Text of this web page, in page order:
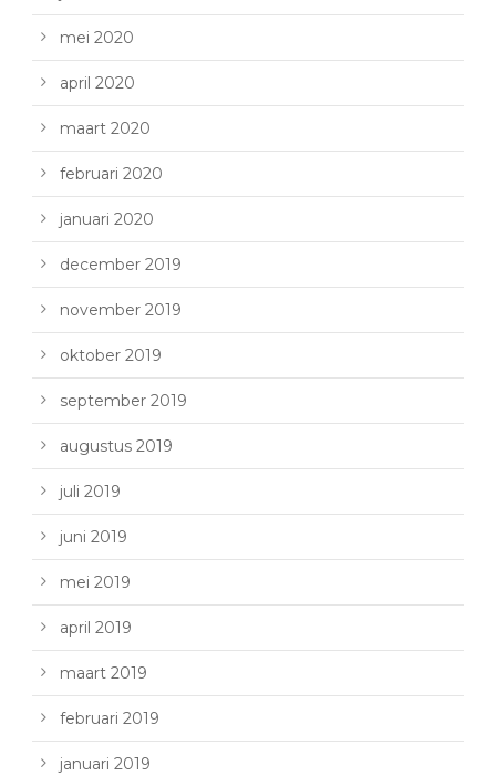
mei 2020
april 2020
maart 2020
februari 2020
januari 2020
december 2019
november 2019
oktober 2019
september 2019
augustus 2019
juli 2019
juni 2019
mei 2019
april 2019
maart 2019
februari 2019
januari 2019